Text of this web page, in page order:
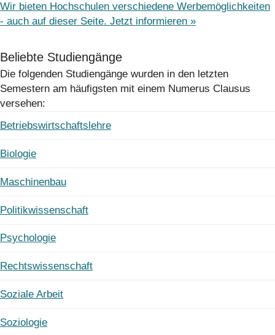
Wir bieten Hochschulen verschiedene Werbemöglichkeiten
- auch auf dieser Seite. Jetzt informieren »
Beliebte Studiengänge
Die folgenden Studiengänge wurden in den letzten
Semestern am häufigsten mit einem Numerus Clausus
versehen:
Betriebswirtschaftslehre
Biologie
Maschinenbau
Politikwissenschaft
Psychologie
Rechtswissenschaft
Soziale Arbeit
Soziologie